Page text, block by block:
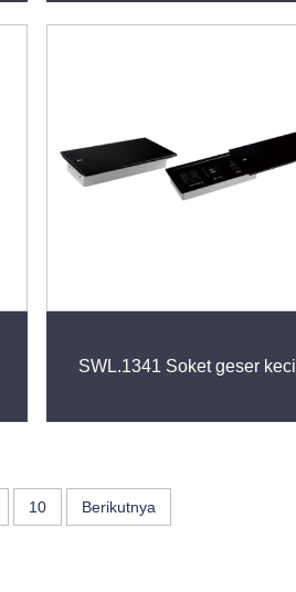
SWL.1341 Soket geser kecil
10 Berikutnya